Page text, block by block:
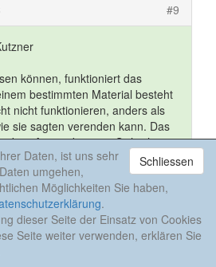
#9
können, funktioniert das
bestimmten Material besteht
nicht funktionieren, anders als
sie sagten verenden kann. Das
Anwendung mit Sicherheit
dem Wasser entfernt die es soll,
als andere Adsorber da es
Es kann aber nicht kaputt sein
funktionieren, da der Grundstoff
Ihnen wirklich ausreichend
Schliessen
Daten, ist uns sehr
umgehen,
Möglichkeiten Sie haben,
.
dieser Seite der Einsatz von Cookies
Seite weiter verwenden, erklären Sie